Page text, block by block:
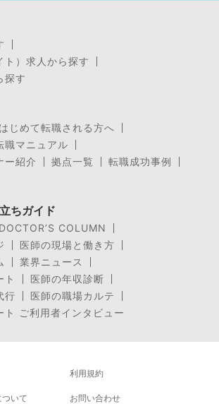
ト）求人から探す
探す
はじめて転職される方へ
職マニュアル
ー紹介
拠点一覧
転職成功事例
ちガイド
DOCTOR’S COLUMN
医師の現場と働き方
業界ニュース
ト
医師の年収診断
行
医師の職場カルテ
ト ご利用者インタビュー
利用規約
いて お問い合わせ